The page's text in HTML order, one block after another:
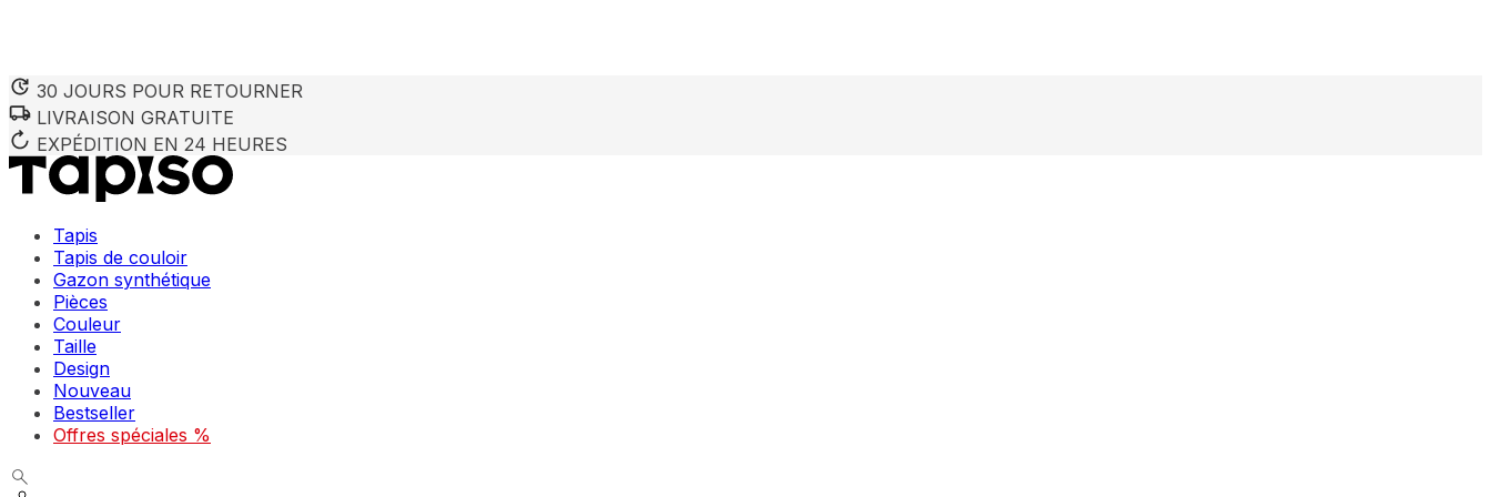
30 JOURS POUR RETOURNER
LIVRAISON GRATUITE
EXPÉDITION EN 24 HEURES
Tapis
Tapis de couloir
Gazon synthétique
Pièces
Couleur
Taille
Design
Nouveau
Bestseller
Offres spéciales %